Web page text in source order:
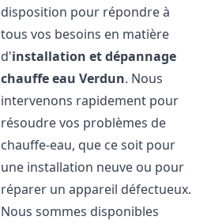
disposition pour répondre à
tous vos besoins en matière
d'installation et dépannage
chauffe eau Verdun. Nous
intervenons rapidement pour
résoudre vos problèmes de
chauffe-eau, que ce soit pour
une installation neuve ou pour
réparer un appareil défectueux.
Nous sommes disponibles